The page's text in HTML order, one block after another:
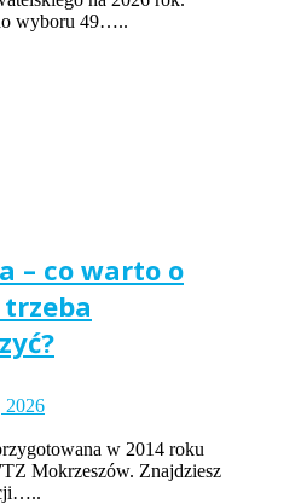
wyboru 49…..
– co warto o
2026
w 2014 roku
Mokrzeszów. Znajdziesz